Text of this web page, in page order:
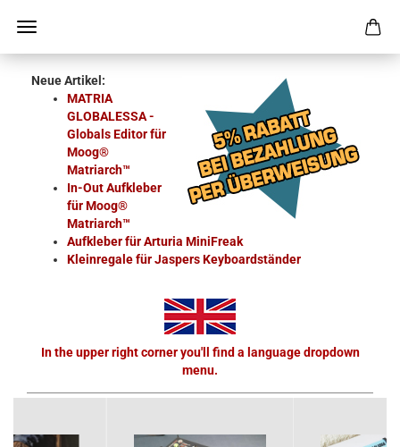
Neue Artikel:
MATRIA
GLOBALESSA -
Globals Editor für
Moog®
Matriarch™
In-Out Aufkleber
für Moog®
Matriarch™
Aufkleber für Arturia MiniFreak
Kleinregale für Jaspers Keyboardständer
In the upper right corner you'll find a language dropdown
menu.